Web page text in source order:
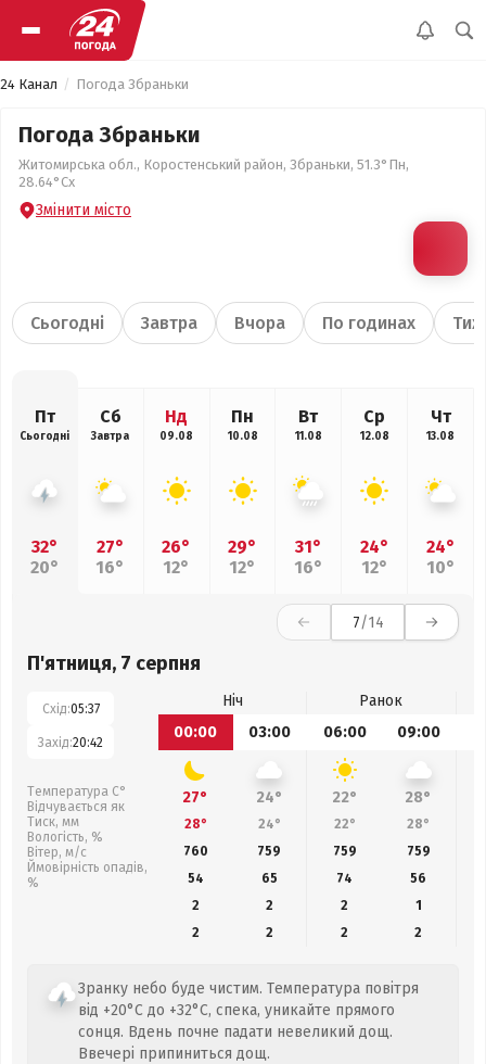
24 Канал Погода Збраньки
Погода Збраньки
Житомирська обл., Коростенський район, Збраньки, 51.3°Пн,
28.64°Сх
Змінити місто
Сьогодні Завтра Вчора По годинах
Пт
Сьогодні
32°
20°
Сб
Завтра
27°
16°
Нд
09.08
26°
12°
Пн
10.08
29°
12°
Вт
11.08
31°
16°
Ср
12.08
24°
12°
Чт
13.08
24°
10°
7/14
П'ятниця, 7 серпня
Схід:05:37
Захід:20:42
Температура С°
Відчувається як
Тиск, мм
Вологість, %
Вітер, м/с
Ймовірність опадів,
%
Ніч
Ранок
00:00
03:00 06:00 09:00
27° 24° 22° 28°
28° 24° 22° 28°
760
759 759 759
54
65 74
56
2
2 2
1
2
2 2 2
Зранку небо буде чистим. Температура повітря
від +20°C до +32°C, спека, уникайте прямого
сонця. Вдень почне падати невеликий дощ.
Ввечері припиниться дощ.